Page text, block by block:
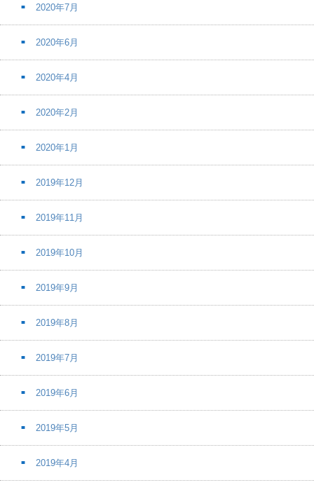
2020年7月
2020年6月
2020年4月
2020年2月
2020年1月
2019年12月
2019年11月
2019年10月
2019年9月
2019年8月
2019年7月
2019年6月
2019年5月
2019年4月